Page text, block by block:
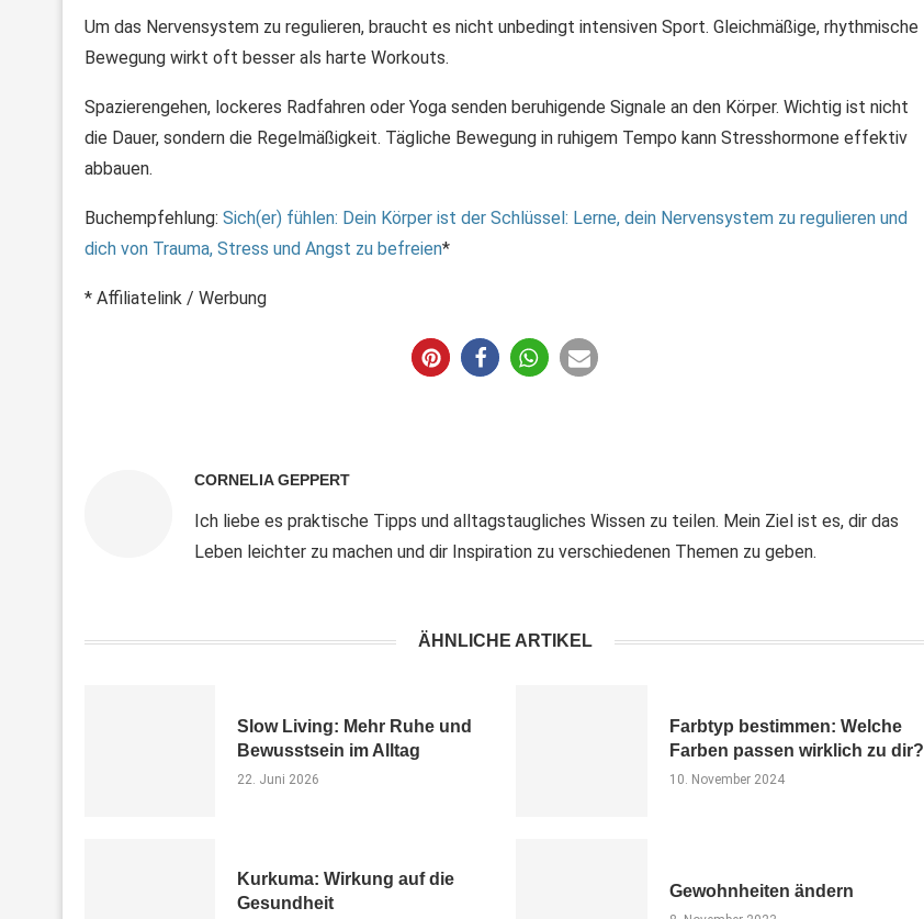
Um das Nervensystem zu regulieren, braucht es nicht unbedingt intensiven Sport. Gleichmäßige, rhythmische
Bewegung wirkt oft besser als harte Workouts.
Spazierengehen, lockeres Radfahren oder Yoga senden beruhigende Signale an den Körper. Wichtig ist nicht
die Dauer, sondern die Regelmäßigkeit. Tägliche Bewegung in ruhigem Tempo kann Stresshormone effektiv
abbauen.
Buchempfehlung: Sich(er) fühlen: Dein Körper ist der Schlüssel: Lerne, dein Nervensystem zu regulieren und
dich von Trauma, Stress und Angst zu befreien*
* Affiliatelink / Werbung
CORNELIA GEPPERT
Ich liebe es praktische Tipps und alltagstaugliches Wissen zu teilen. Mein Ziel ist es, dir das
Leben leichter zu machen und dir Inspiration zu verschiedenen Themen zu geben.
ÄHNLICHE ARTIKEL
Slow Living: Mehr Ruhe und
Bewusstsein im Alltag
22. Juni 2026
Farbtyp bestimmen: Welche
Farben passen wirklich zu dir?
10. November 2024
Kurkuma: Wirkung auf die
Gesundheit
Gewohnheiten ändern